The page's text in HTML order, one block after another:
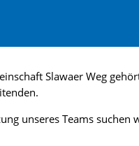
Slawaer Weg
unseres Teams